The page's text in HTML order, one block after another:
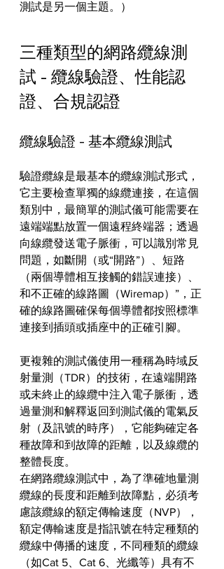
測試是另一個主題。）
三種類型的網路纜線測
試 - 纜線驗證、性能認
證、合規認證
纜線驗證 - 基本纜線測試
驗證纜線是最基本的纜線測試形式，
它主要檢查單獨的線纜連接，在這個
類別中，最簡單的測試儀可能需要在
遠端端點放置一個遠程終端器；透過
向線纜發送電子脈衝，可以識別常見
問題，如斷開（或“開路”）、短路
（兩個導體相互接觸的錯誤連接）、
和不正確的線路圖（Wiremap）”，正
確的線路圖確保每個導體都按照標準
連接到插頭或插座中的正確引腳。
更複雜的測試儀使用一種稱為時域反
射量測（TDR）的技術，在遠端開路
或未終止的線纜中注入電子脈衝，透
過量測和解釋返回到測試儀的電氣反
射（及訊號的時序），它能夠確定各
種故障和到故障的距離，以及線纜的
整體長度。
在網路纜線測試中，為了準確地量測
纜線的長度和距離到故障點，必須考
慮該纜線的額定傳輸速度（NVP），
額定傳輸速度是指訊號在特定種類的
纜線中傳播的速度，不同種類的纜線
（如Cat 5、Cat 6、光纖等）具有不